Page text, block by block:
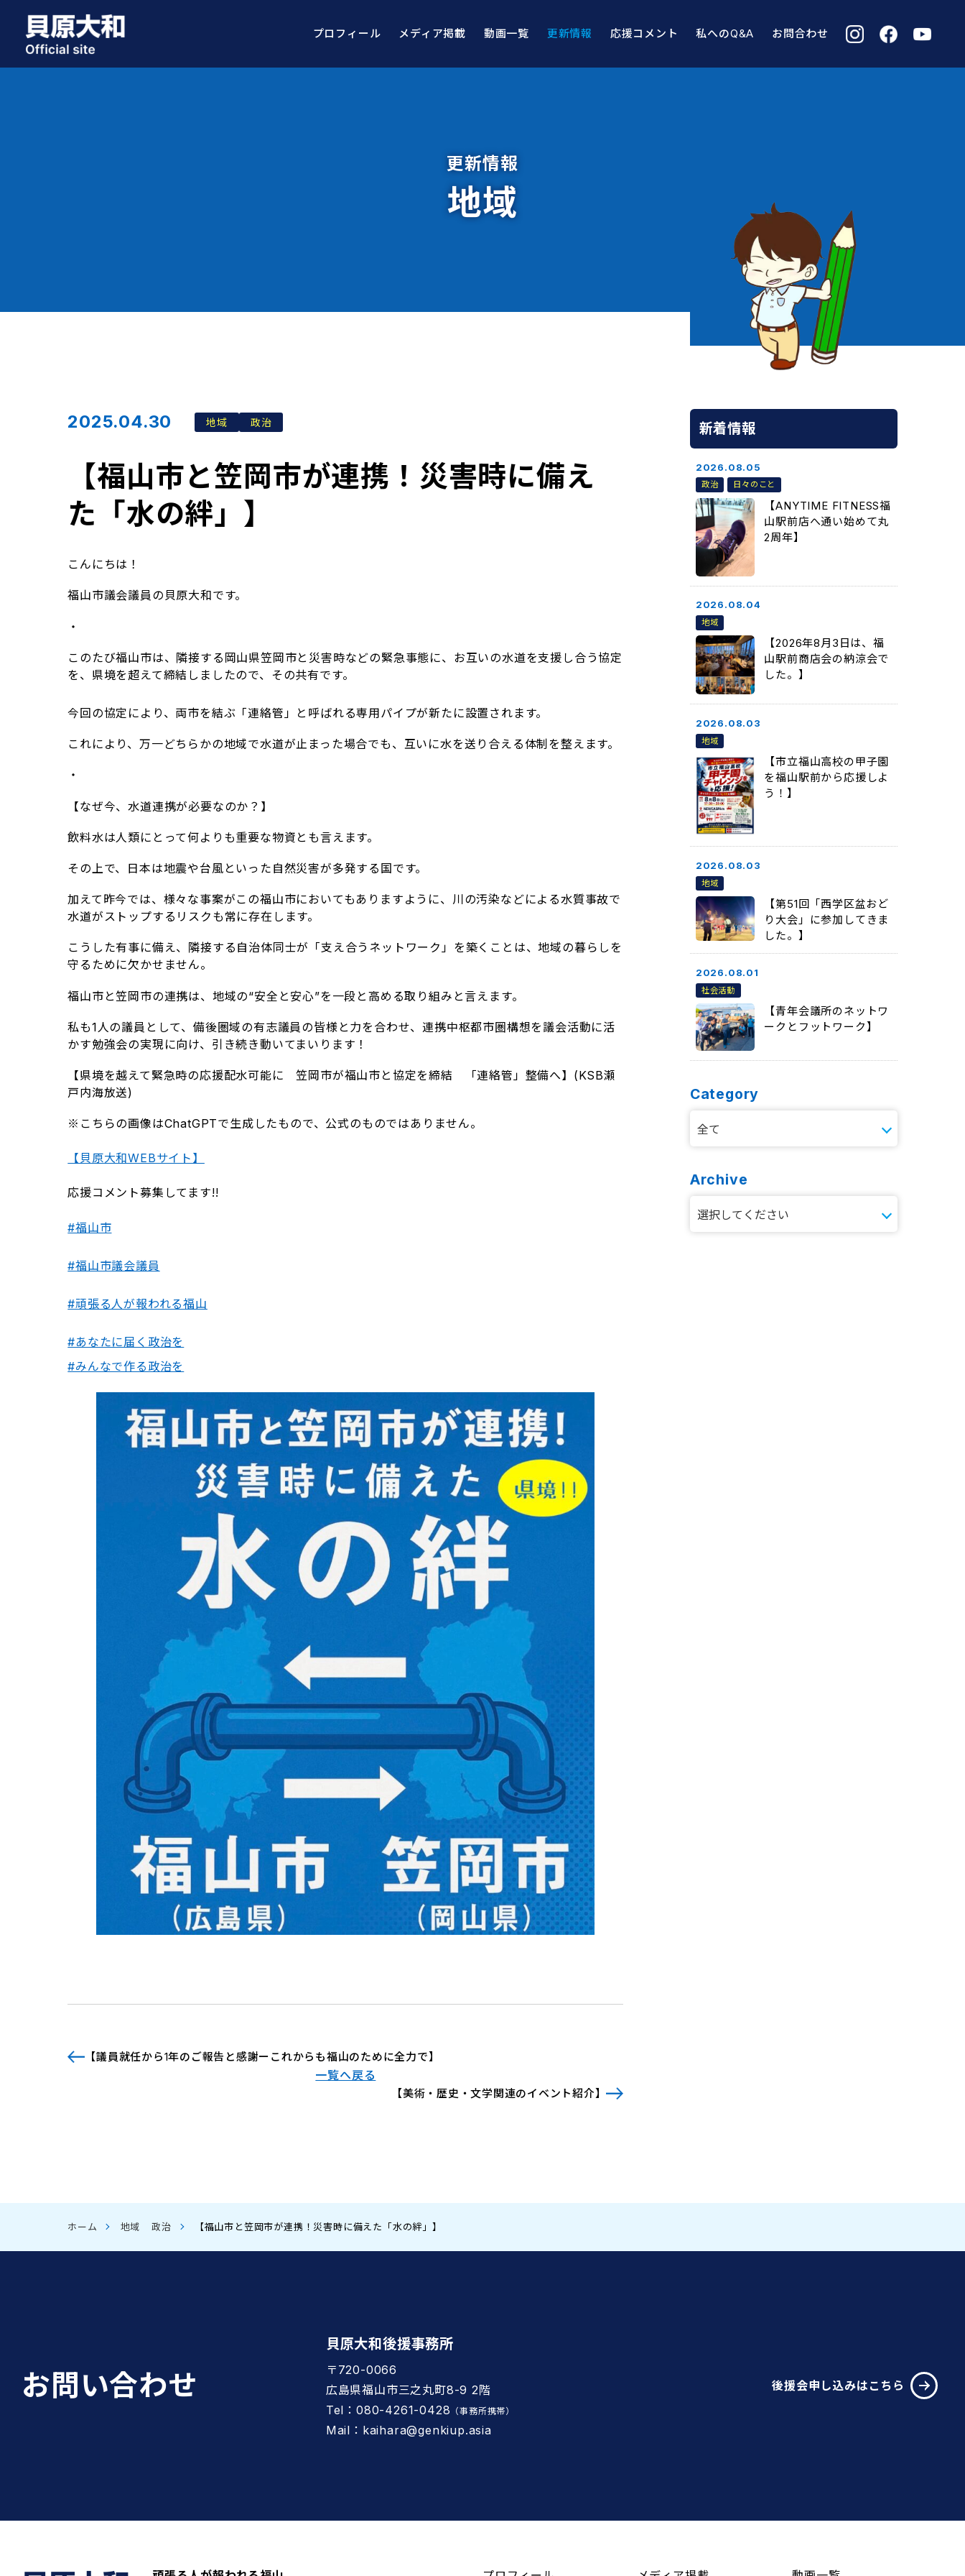
プロフィール メディア掲載 動画一覧 更新情報 応援コメント 私へのQ&A お問合わせ
更新情報
地域
2025.04.30 地域 政治
【福山市と笠岡市が連携！災害時に備え
た「水の絆」】
こんにちは！
福山市議会議員の貝原大和です。
・
このたび福山市は、隣接する岡山県笠岡市と災害時などの緊急事態に、お互いの水道を支援し合う協定
を、県境を超えて締結しましたので、その共有です。
今回の協定により、両市を結ぶ「連絡管」と呼ばれる専用パイプが新たに設置されます。
これにより、万一どちらかの地域で水道が止まった場合でも、互いに水を送り合える体制を整えます。
・
【なぜ今、水道連携が必要なのか？】
飲料水は人類にとって何よりも重要な物資とも言えます。
その上で、日本は地震や台風といった自然災害が多発する国です。
加えて昨今では、様々な事案がこの福山市においてもありますように、川の汚染などによる水質事故で
水道がストップするリスクも常に存在します。
こうした有事に備え、隣接する自治体同士が「支え合うネットワーク」を築くことは、地域の暮らしを
守るために欠かせません。
福山市と笠岡市の連携は、地域の“安全と安心”を一段と高める取り組みと言えます。
私も1人の議員として、備後圏域の有志議員の皆様と力を合わせ、連携中枢都市圏構想を議会活動に活
かす勉強会の実現に向け、引き続き動いてまいります！
【県境を越えて緊急時の応援配水可能に 笠岡市が福山市と協定を締結 「連絡管」整備へ】(KSB瀬
戸内海放送)
※こちらの画像はChatGPTで生成したもので、公式のものではありません。
【貝原大和WEBサイト】
応援コメント募集してます!!
#福山市
#福山市議会議員
#頑張る人が報われる福山
#あなたに届く政治を
#みんなで作る政治を
【議員就任から1年のご報告と感謝ーこれからも福山のために全力で】
一覧へ戻る
【美術・歴史・文学関連のイベント紹介】
新着情報
2026.08.05
政治 日々のこと
【ANYTIME FITNESS福
山駅前店へ通い始めて丸
2周年】
2026.08.04
地域
【2026年8月3日は、福
山駅前商店会の納涼会で
した。】
2026.08.03
地域
【市立福山高校の甲子園
を福山駅前から応援しよ
う！】
2026.08.03
地域
【第51回「西学区盆おど
り大会」に参加してきま
した。】
2026.08.01
社会活動
【青年会議所のネットワ
ークとフットワーク】
Category
Archive
ホーム 地域 政治 【福山市と笠岡市が連携！災害時に備えた「水の絆」】
お問い合わせ
貝原大和後援事務所
〒720-0066
広島県福山市三之丸町8-9 2階
Tel：080-4261-0428 （事務所携帯）
Mail：kaihara@genkiup.asia
後援会申し込みはこちら